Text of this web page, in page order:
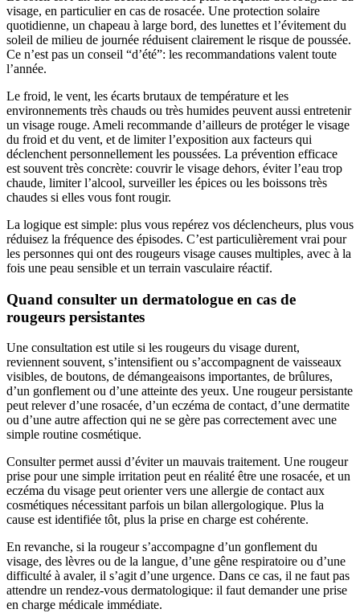
visage, en particulier en cas de rosacée. Une protection solaire
quotidienne, un chapeau à large bord, des lunettes et l’évitement du
soleil de milieu de journée réduisent clairement le risque de poussée.
Ce n’est pas un conseil “d’été”: les recommandations valent toute
l’année.
Le froid, le vent, les écarts brutaux de température et les
environnements très chauds ou très humides peuvent aussi entretenir
un visage rouge. Ameli recommande d’ailleurs de protéger le visage
du froid et du vent, et de limiter l’exposition aux facteurs qui
déclenchent personnellement les poussées. La prévention efficace
est souvent très concrète: couvrir le visage dehors, éviter l’eau trop
chaude, limiter l’alcool, surveiller les épices ou les boissons très
chaudes si elles vous font rougir.
La logique est simple: plus vous repérez vos déclencheurs, plus vous
réduisez la fréquence des épisodes. C’est particulièrement vrai pour
les personnes qui ont des rougeurs visage causes multiples, avec à la
fois une peau sensible et un terrain vasculaire réactif.
Quand consulter un dermatologue en cas de
rougeurs persistantes
Une consultation est utile si les rougeurs du visage durent,
reviennent souvent, s’intensifient ou s’accompagnent de vaisseaux
visibles, de boutons, de démangeaisons importantes, de brûlures,
d’un gonflement ou d’une atteinte des yeux. Une rougeur persistante
peut relever d’une rosacée, d’un eczéma de contact, d’une dermatite
ou d’une autre affection qui ne se gère pas correctement avec une
simple routine cosmétique.
Consulter permet aussi d’éviter un mauvais traitement. Une rougeur
prise pour une simple irritation peut en réalité être une rosacée, et un
eczéma du visage peut orienter vers une allergie de contact aux
cosmétiques nécessitant parfois un bilan allergologique. Plus la
cause est identifiée tôt, plus la prise en charge est cohérente.
En revanche, si la rougeur s’accompagne d’un gonflement du
visage, des lèvres ou de la langue, d’une gêne respiratoire ou d’une
difficulté à avaler, il s’agit d’une urgence. Dans ce cas, il ne faut pas
attendre un rendez-vous dermatologique: il faut demander une prise
en charge médicale immédiate.